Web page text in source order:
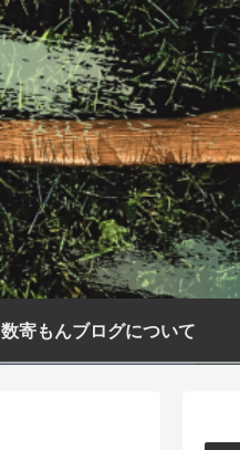
数寄もんブログについて